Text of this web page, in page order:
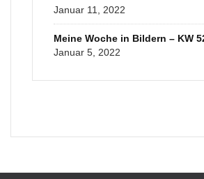
Januar 11, 2022
Meine Woche in Bildern – KW
Januar 5, 2022